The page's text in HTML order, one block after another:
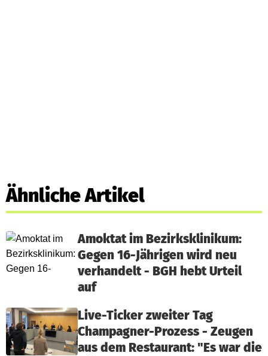
Ähnliche Artikel
Amoktat im Bezirksklinikum:
Gegen 16-Jährigen wird neu
verhandelt - BGH hebt Urteil
auf
Live-Ticker zweiter Tag
Champagner-Prozess - Zeugen
aus dem Restaurant: "Es war die